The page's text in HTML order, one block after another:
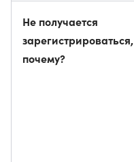
Не получается
зарегистрироваться,
почему?